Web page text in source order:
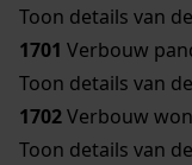
Toon details van
1701 Verbouw
Toon details van
1702Verbouw
Toon details van